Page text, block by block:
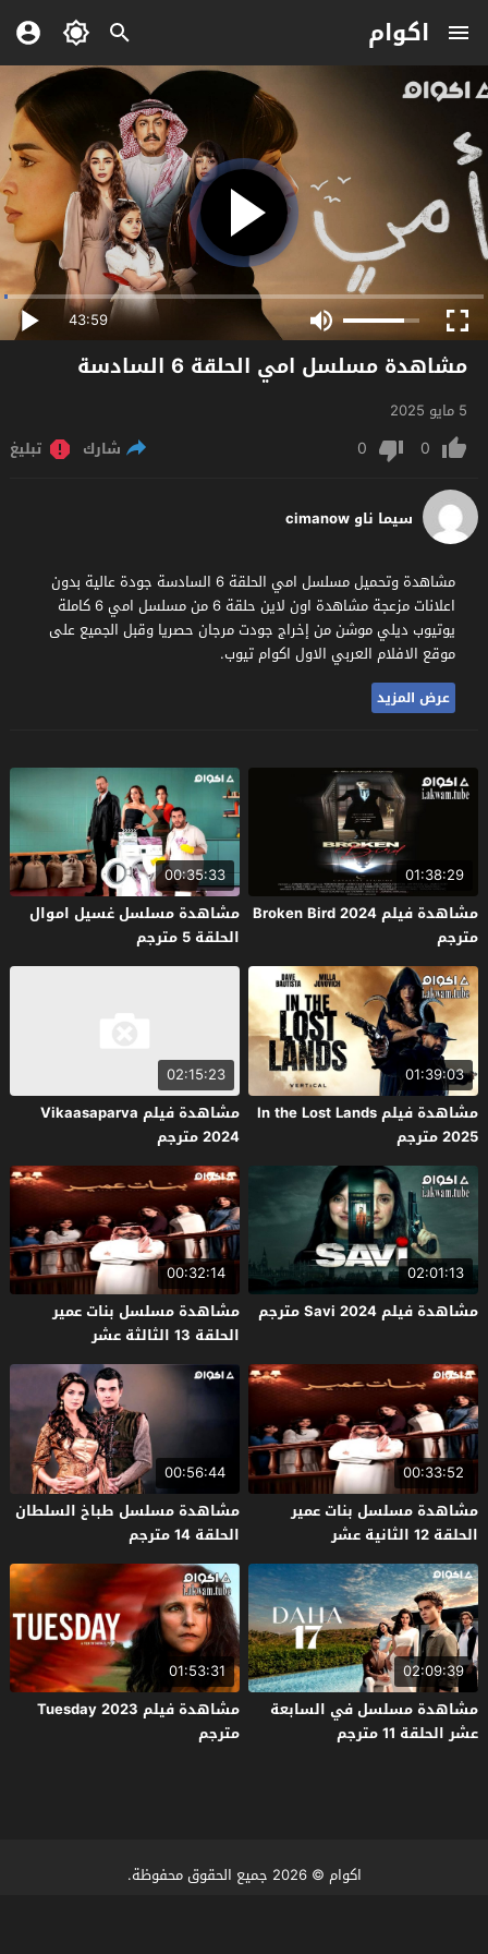
اكوام
43:59
مشاهدة مسلسل امي الحلقة 6 السادسة
5 مايو 2025
0
0 شارك تبليغ
سيما ناو cimanow
مشاهدة وتحميل مسلسل امي الحلقة 6 السادسة جودة عالية بدون
اعلانات مزعجة مشاهدة اون لاين حلقة 6 من مسلسل امي 6 كاملة
يوتيوب ديلي موشن من إخراج جودت مرجان حصريا وقبل الجميع على
موقع الافلام العربي الاول اكوام تيوب.
عرض المزيد
01:38:29
مشاهدة فيلم Broken Bird 2024
مترجم
00:35:33
مشاهدة مسلسل غسيل اموال
الحلقة 5 مترجم
01:39:03
مشاهدة فيلم In the Lost Lands
2025 مترجم
02:15:23
مشاهدة فيلم Vikaasaparva
2024 مترجم
02:01:13
مشاهدة فيلم Savi 2024 مترجم
00:32:14
مشاهدة مسلسل بنات عمير
الحلقة 13 الثالثة عشر
00:33:52
مشاهدة مسلسل بنات عمير
الحلقة 12 الثانية عشر
00:56:44
مشاهدة مسلسل طباخ السلطان
الحلقة 14 مترجم
02:09:39
مشاهدة مسلسل في السابعة
عشر الحلقة 11 مترجم
01:53:31
مشاهدة فيلم Tuesday 2023
مترجم
اكوام © 2026 جميع الحقوق محفوظة.